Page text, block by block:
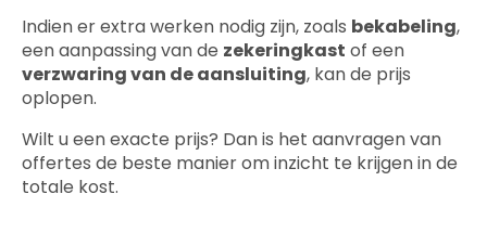
Indien er extra werken nodig zijn, zoals bekabeling,
een aanpassing van de zekeringkast of een
verzwaring van de aansluiting, kan de prijs
oplopen.
Wilt u een exacte prijs? Dan is het aanvragen van
offertes de beste manier om inzicht te krijgen in de
totale kost.